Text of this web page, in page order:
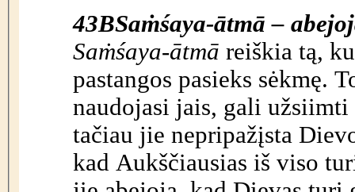
43BSaṁśaya-ātmā –
Saṁśaya-ātmā
pastangos pasieks sėkmę.
naudojasi jais, gali
tačiau jie nepripažįsta
kad Aukščiausias iš viso